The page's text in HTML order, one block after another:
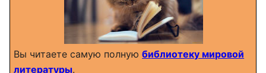
Вы читаете самую полнуюбиблиотеку мировой
литературы.